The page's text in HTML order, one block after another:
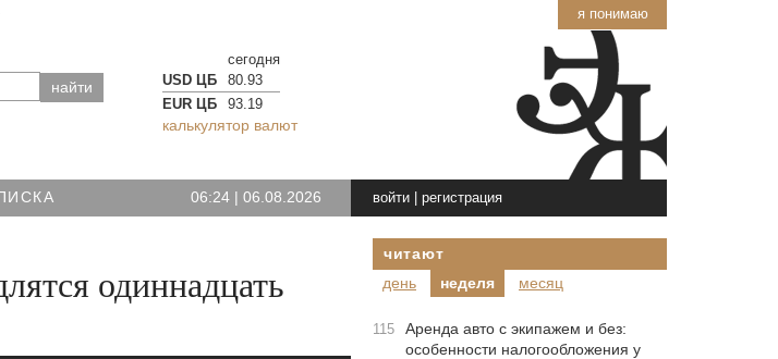
я понимаю
сегодня
USD ЦБ
80.93
EUR ЦБ
93.19
калькулятор валют
06:24 | 06.08.2026 войти| регистрация
одиннадцать
читают
день
неделя месяц
115
Аренда авто с экипажем и без:
особенности налогообложения у